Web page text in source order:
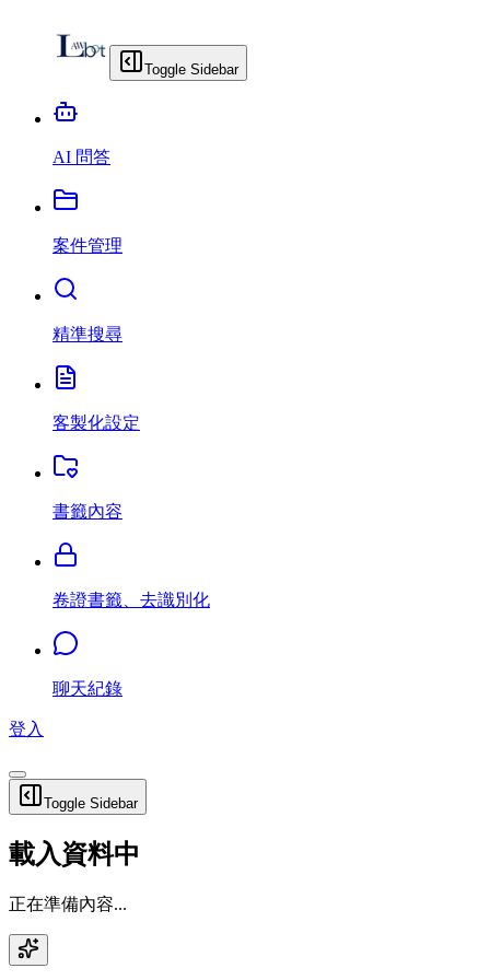
Toggle Sidebar
AI 問答
案件管理
精準搜尋
客製化設定
書籤內容
卷證書籤、去識別化
聊天紀錄
登入
Toggle Sidebar
載入資料中
正在準備內容...